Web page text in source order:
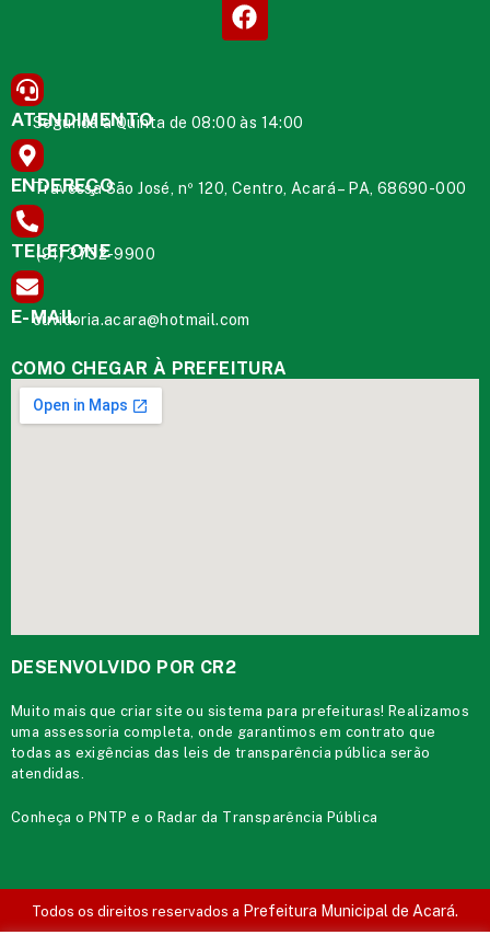
ATENDIMENTO
Segunda à Quinta de 08:00 às 14:00
ENDEREÇO
Travessa São José, nº 120, Centro, Acará – PA, 68690-000
TELEFONE
(91) 3732-9900
E-MAIL
ouvidoria.acara@hotmail.com
COMO CHEGAR À PREFEITURA
DESENVOLVIDO POR CR2
Muito mais quecriar site ou sistema para prefeituras! Realizamos
uma assessoria completa, onde garantimos em contrato que
todas as exigências das leis de transparência pública serão
atendidas.
Conheça oPNTP e o Radar da Transparência Pública
Todos os direitos reservados a Prefeitura Municipal de Acará.